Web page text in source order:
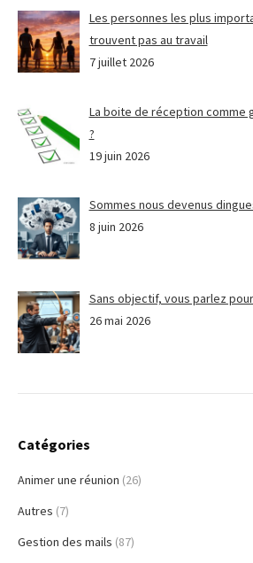
Les personnes les plus
trouvent pas au travail
7 juillet 2026
La boite de réception comme
?
19 juin 2026
Sommes nous devenus
8 juin 2026
Sans objectif, vous parlez
26 mai 2026
Catégories
Animer une réunion (26)
Autres (7)
Gestion des mails (87)